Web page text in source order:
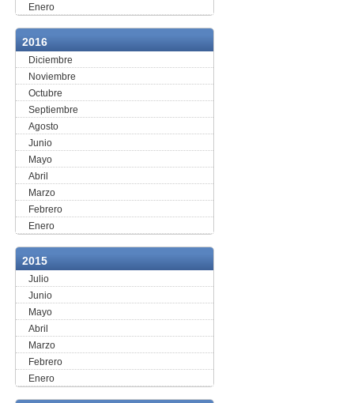
Enero
2016
Diciembre
Noviembre
Octubre
Septiembre
Agosto
Junio
Mayo
Abril
Marzo
Febrero
Enero
2015
Julio
Junio
Mayo
Abril
Marzo
Febrero
Enero